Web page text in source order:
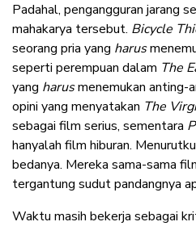
Padahal, pengangguran jarang
mahakarya tersebut. Bicycle
seorang pria yang harus
seperti perempuan dalam The
yang harusmenemukan anting-
opini yang menyatakan The
sebagai film serius, sementara
hanyalah film hiburan.
bedanya. Mereka sama-sama
tergantung sudut pandangnya
Waktu masih bekerja sebagai